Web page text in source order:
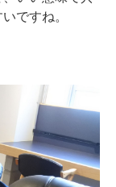
ですね。